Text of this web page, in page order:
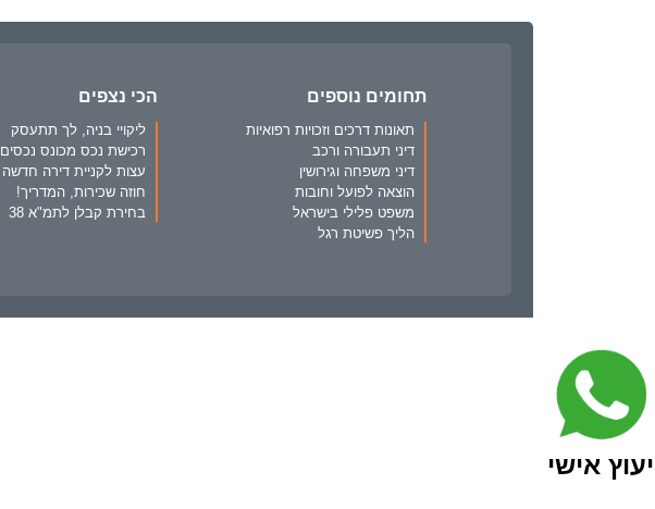
תחומים נוספים
תאונות דרכים וזכויות רפואיות
דיני תעבורה ורכב
דיני משפחה וגירושין
הוצאה לפועל וחובות
משפט פלילי בישראל
הליך פשיטת רגל
הכי נצפים
ליקויי בניה, לך תתעסק
רכישת נכס מכונס נכסים
עצות לקניית דירה חדשה
חוזה שכירות, המדריך!
בחירת קבלן לתמ"א 38
יעוץ אישי